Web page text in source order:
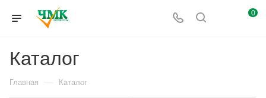
0
Каталог
Главная — Каталог